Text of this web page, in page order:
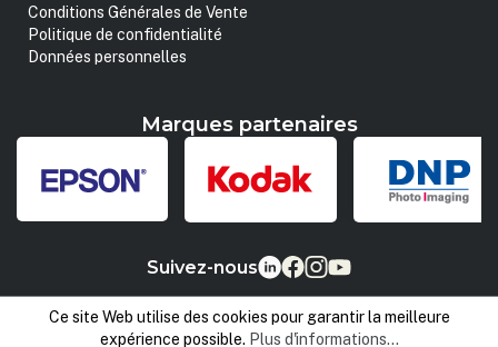
Conditions Générales de Vente
Politique de confidentialité
Données personnelles
Marques partenaires
Suivez-nous
Ce site Web utilise des cookies pour garantir la meilleure
expérience possible. Plus d'informations...